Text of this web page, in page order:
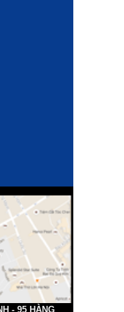
- 95 HÀNG